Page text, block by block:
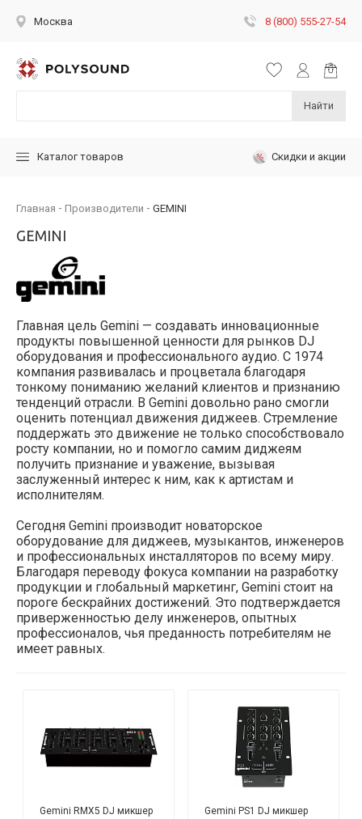
Москва 8 (800) 555-27-54
Найти
Каталог товаров Скидки и акции
Главная Производители GEMINI
GEMINI
Главная цель Gemini — создавать инновационные
продукты повышенной ценности для рынков DJ
оборудования и профессионального аудио. С 1974
компания развивалась и процветала благодаря
тонкому пониманию желаний клиентов и признанию
тенденций отрасли. В Gemini довольно рано смогли
оценить потенциал движения диджеев. Стремление
поддержать это движение не только способствовало
росту компании, но и помогло самим диджеям
получить признание и уважение, вызывая
заслуженный интерес к ним, как к артистам и
исполнителям.
Сегодня Gemini производит новаторское
оборудование для диджеев, музыкантов, инженеров
и профессиональных инсталляторов по всему миру.
Благодаря переводу фокуса компании на разработку
продукции и глобальный маркетинг, Gemini стоит на
пороге бескрайних достижений. Это подтверждается
приверженностью делу инженеров, опытных
профессионалов, чья преданность потребителям не
имеет равных.
Gemini RMX5 DJ микшер Gemini PS1 DJ микшер